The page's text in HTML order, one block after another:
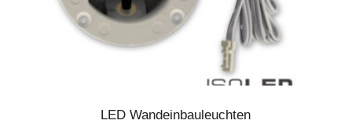
LED Wandeinbauleuchten